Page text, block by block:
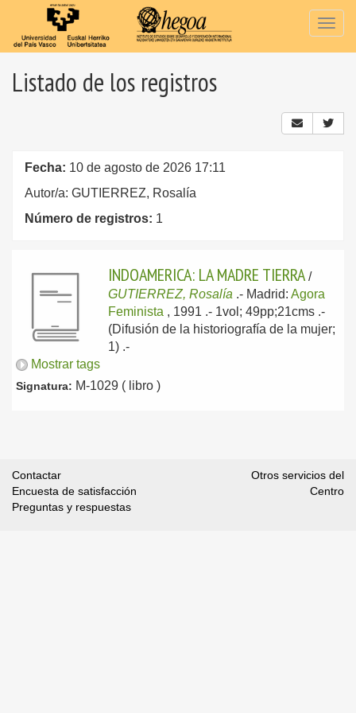
Listado de los registros
Fecha: 10 de agosto de 2026 17:11
Autor/a: GUTIERREZ, Rosalía
Número de registros: 1
INDOAMERICA: LA MADRE TIERRA /
GUTIERREZ, Rosalía .- Madrid: Agora
Feminista , 1991 .- 1vol; 49pp;21cms .-
(Difusión de la historiografía de la mujer;
1) .-
Mostrar tags
Signatura: M-1029 ( libro )
Contactar
Encuesta de satisfacción
Preguntas y respuestas
Otros servicios del
Centro